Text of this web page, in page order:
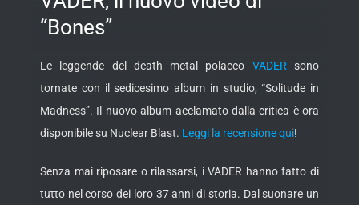
“Bones”
Le leggende del death metal polacco VADERsono
tornate con il sedicesimo album in studio, “Solitude in
Madness”. Il nuovo album acclamato dalla critica è ora
disponibile su Nuclear Blast. Leggi la recensione qui!
Senza mai riposare o rilassarsi, i VADER hanno fatto di
tutto nel corso dei loro 37 anni di storia. Dal suonare un